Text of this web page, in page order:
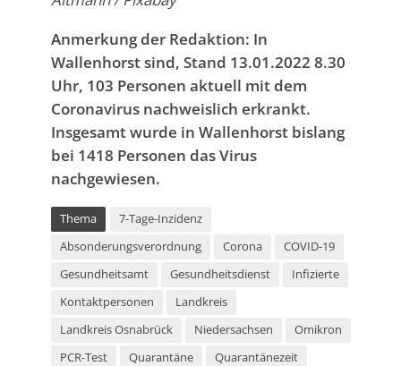
Anmerkung der Redaktion: In
Wallenhorst sind, Stand 13.01.2022 8.30
Uhr, 103 Personen aktuell mit dem
Coronavirus nachweislich erkrankt.
Insgesamt wurde in Wallenhorst bislang
bei 1418 Personen das Virus
nachgewiesen.
Thema
7-Tage-Inzidenz
Absonderungsverordnung
Corona
COVID-19
Gesundheitsamt
Gesundheitsdienst
Infizierte
Kontaktpersonen
Landkreis
Landkreis Osnabrück
Niedersachsen
Omikron
PCR-Test
Quarantäne
Quarantänezeit